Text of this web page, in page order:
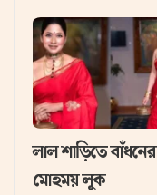
লাল শাড়িতে বাঁধনের
মোহময় লুক